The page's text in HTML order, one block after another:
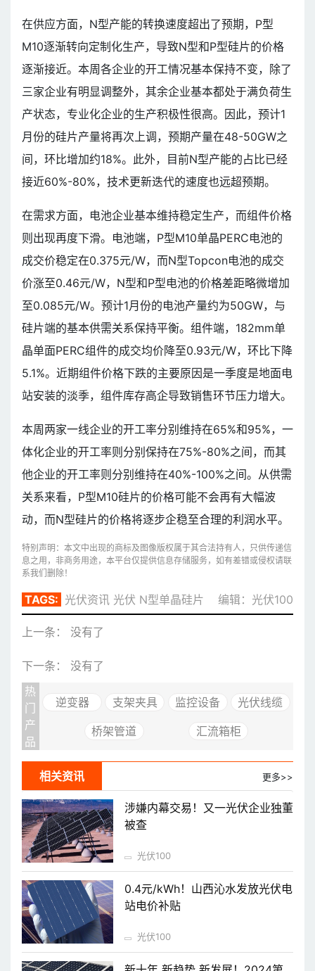
在供应方面，N型产能的转换速度超出了预期，P型
M10逐渐转向定制化生产，导致N型和P型硅片的价格
逐渐接近。本周各企业的开工情况基本保持不变，除了
三家企业有明显调整外，其余企业基本都处于满负荷生
产状态，专业化企业的生产积极性很高。因此，预计1
月份的硅片产量将再次上调，预期产量在48-50GW之
间，环比增加约18%。此外，目前N型产能的占比已经
接近60%-80%，技术更新迭代的速度也远超预期。
在需求方面，电池企业基本维持稳定生产，而组件价格
则出现再度下滑。电池端，P型M10单晶PERC电池的
成交价稳定在0.375元/W，而N型Topcon电池的成交
价涨至0.46元/W，N型和P型电池的价格差距略微增加
至0.085元/W。预计1月份的电池产量约为50GW，与
硅片端的基本供需关系保持平衡。组件端，182mm单
晶单面PERC组件的成交均价降至0.93元/W，环比下降
5.1%。近期组件价格下跌的主要原因是一季度是地面电
站安装的淡季，组件库存高企导致销售环节压力增大。
本周两家一线企业的开工率分别维持在65%和95%，一
体化企业的开工率则分别保持在75%-80%之间，而其
他企业的开工率则分别维持在40%-100%之间。从供需
关系来看，P型M10硅片的价格可能不会再有大幅波
动，而N型硅片的价格将逐步企稳至合理的利润水平。
特别声明：本文中出现的商标及图像版权属于其合法持有人，只供传递信
息之用，非商务用途，本平台仅提供信息存储服务，如有差错或侵权请联
系我们删除！
TAGS: 光伏资讯 光伏 N型单晶硅片 编辑：光伏100
上一条： 没有了
下一条： 没有了
热
门
产
品
逆变器 支架夹具 监控设备 光伏线缆
桥架管道 汇流箱柜
相关资讯 更多>>
涉嫌内幕交易！又一光伏企业独董
被查
光伏100
0.4元/kWh！山西沁水发放光伏电
站电价补贴
光伏100